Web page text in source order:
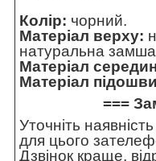
Колір: чорний.
Матеріал верху:
натуральна
Матеріал
Матеріал
===
Уточніть
для цього
Дзвінок краще,